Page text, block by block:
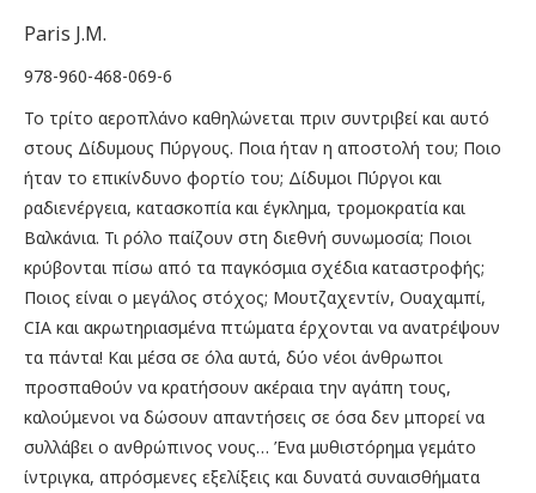
€15.50.
Paris J.M.
978-960-468-069-6
To τρίτο αεροπλάνο καθηλώνεται πριν συντριβεί και αυτό
στους Δίδυμους Πύργους. Ποια ήταν η αποστολή του; Ποιο
ήταν το επικίνδυνο φορτίο του; Δίδυμοι Πύργοι και
ραδιενέργεια, κατασκοπία και έγκλημα, τρομοκρατία και
Βαλκάνια. Τι ρόλο παίζουν στη διεθνή συνωμοσία; Ποιοι
κρύβονται πίσω από τα παγκόσμια σχέδια καταστροφής;
Ποιος είναι ο μεγάλος στόχος; Μουτζαχεντίν, Ουαχαμπί,
CIA και ακρωτηριασμένα πτώματα έρχονται να ανατρέψουν
τα πάντα! Και μέσα σε όλα αυτά, δύο νέοι άνθρωποι
προσπαθούν να κρατήσουν ακέραια την αγάπη τους,
καλούμενοι να δώσουν απαντήσεις σε όσα δεν μπορεί να
συλλάβει ο ανθρώπινος νους… Ένα μυθιστόρημα γεμάτο
ίντριγκα, απρόσμενες εξελίξεις και δυνατά συναισθήματα